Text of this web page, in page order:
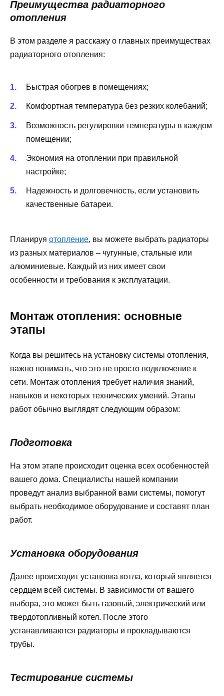
Преимущества радиаторного
отопления
В этом разделе я расскажу о главных преимуществах
радиаторного отопления:
Быстрая обогрев в помещениях;
Комфортная температура без резких колебаний;
Возможность регулировки температуры в каждом
помещении;
Экономия на отоплении при правильной
настройке;
Надежность и долговечность, если установить
качественные батареи.
Планируя отопление, вы можете выбрать радиаторы
из разных материалов – чугунные, стальные или
алюминиевые. Каждый из них имеет свои
особенности и требования к эксплуатации.
Монтаж отопления: основные
этапы
Когда вы решитесь на установку системы отопления,
важно понимать, что это не просто подключение к
сети. Монтаж отопления требует наличия знаний,
навыков и некоторых технических умений. Этапы
работ обычно выглядят следующим образом:
Подготовка
На этом этапе происходит оценка всех особенностей
вашего дома. Специалисты нашей компании
проведут анализ выбранной вами системы, помогут
выбрать необходимое оборудование и составят план
работ.
Установка оборудования
Далее происходит установка котла, который является
сердцем всей системы. В зависимости от вашего
выбора, это может быть газовый, электрический или
твердотопливный котел. После этого
устанавливаются радиаторы и прокладываются
трубы.
Тестирование системы